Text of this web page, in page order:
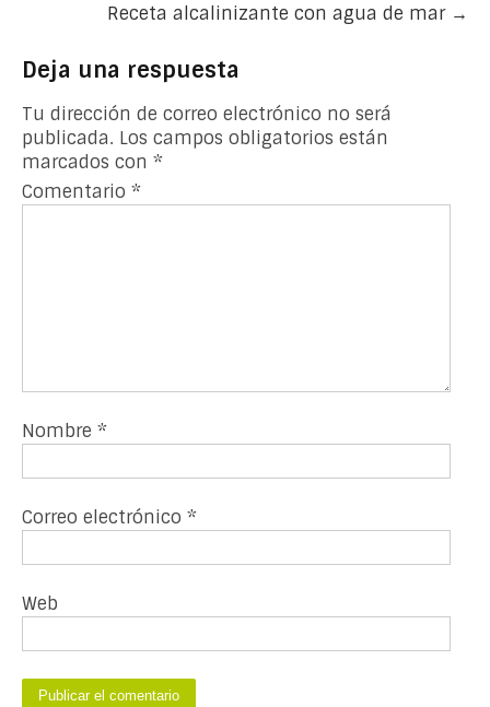
Receta alcalinizante con agua de mar →
Deja una respuesta
Tu dirección de correo electrónico no será
publicada. Los campos obligatorios están
marcados con *
Comentario *
Nombre *
Correo electrónico *
Web